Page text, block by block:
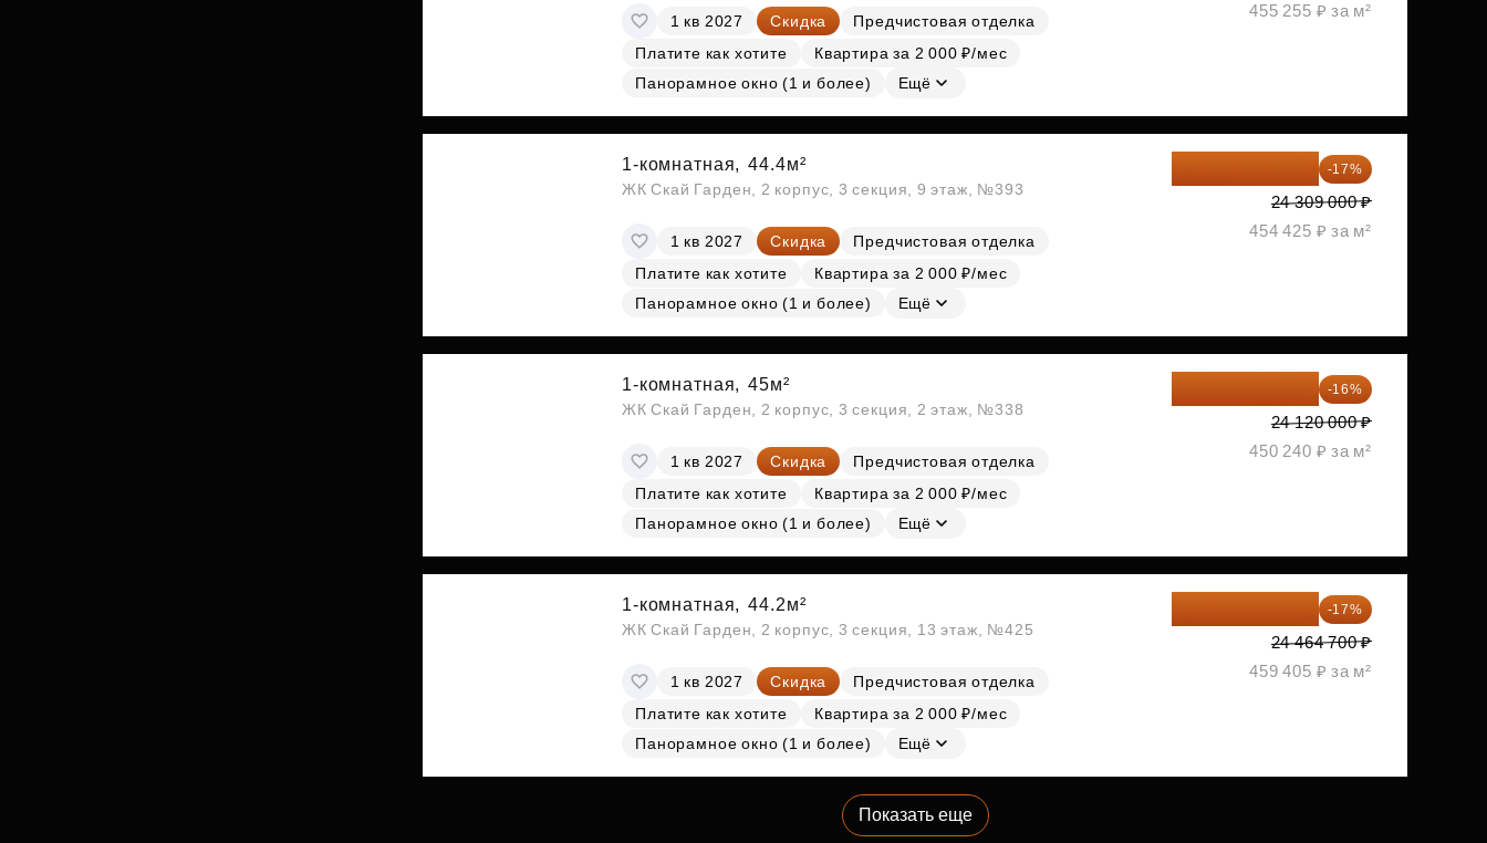
1 кв 2027 Скидка
Предчистовая отделка
Платите как хотите
Квартира за 2 000 ₽/мес
Панорамное окно (1 и более)
Ещё
455 255 ₽ за м²
1-комнатная, 44.4м²
ЖК Скай Гарден, 2 корпус, 3 секция, 9 этаж, №393
1 кв 2027 Скидка
Предчистовая отделка
Платите как хотите
Квартира за 2 000 ₽/мес
Панорамное окно (1 и более)
Ещё
-17%
24 309 000 ₽
454 425 ₽ за м²
1-комнатная, 45м²
ЖК Скай Гарден, 2 корпус, 3 секция, 2 этаж, №338
1 кв 2027 Скидка
Предчистовая отделка
Платите как хотите
Квартира за 2 000 ₽/мес
Панорамное окно (1 и более)
Ещё
-16%
24 120 000 ₽
450 240 ₽ за м²
1-комнатная, 44.2м²
ЖК Скай Гарден, 2 корпус, 3 секция, 13 этаж, №425
1 кв 2027 Скидка
Предчистовая отделка
Платите как хотите
Квартира за 2 000 ₽/мес
Панорамное окно (1 и более)
Ещё
-17%
24 464 700 ₽
459 405 ₽ за м²
Показать еще